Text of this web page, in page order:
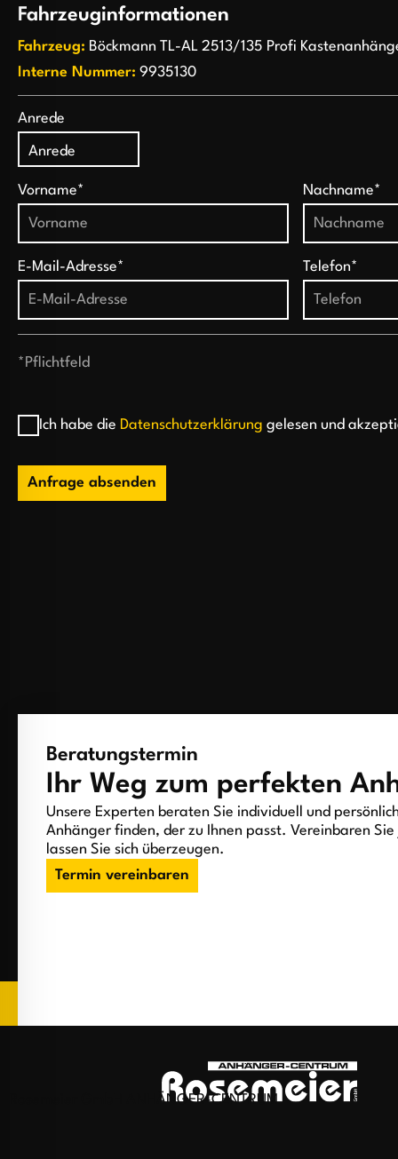
Fahrzeuginformationen
Fahrzeug: Böckmann TL-AL 2513/135 Profi
Interne Nummer: 9935130
Anrede
Vorname* Nachname*
E-Mail-Adresse* Telefon*
*Pflichtfeld
Ich habe die Datenschutzerklärung gelesen und
Anfrage absenden
Beratungstermin
Ihr Weg zum perfekten
Unsere Experten beraten Sie individuell und
Anhänger finden, der zu Ihnen passt. Vereinbaren
lassen Sie sich überzeugen.
Termin vereinbaren
Rosemeier GmbH ANHÄNGER-CENTRUM